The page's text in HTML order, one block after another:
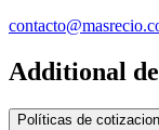
Additional
Políticas de